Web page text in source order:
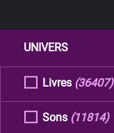
UNIVERS
Livres (36407)
Sons (11814)